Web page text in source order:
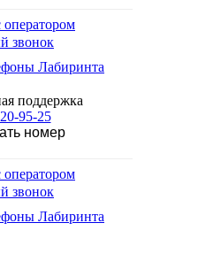
звонок
Лабиринта
поддержка
95-25
номер
звонок
Лабиринта